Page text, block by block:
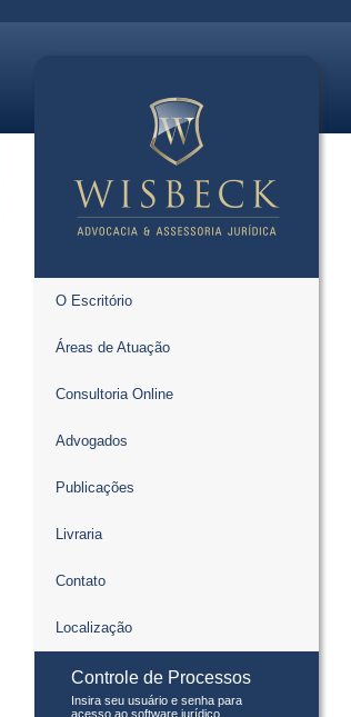
O Escritório
Áreas de Atuação
Consultoria Online
Advogados
Publicações
Livraria
Contato
Localização
Controle de Processos
Insira seu usuário e senha para
acesso ao software jurídico